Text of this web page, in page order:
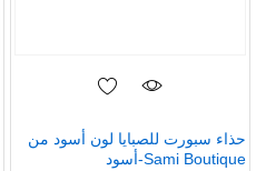
حذاء سبورت للصبايا لون أسود من
Sami Boutique-أسود